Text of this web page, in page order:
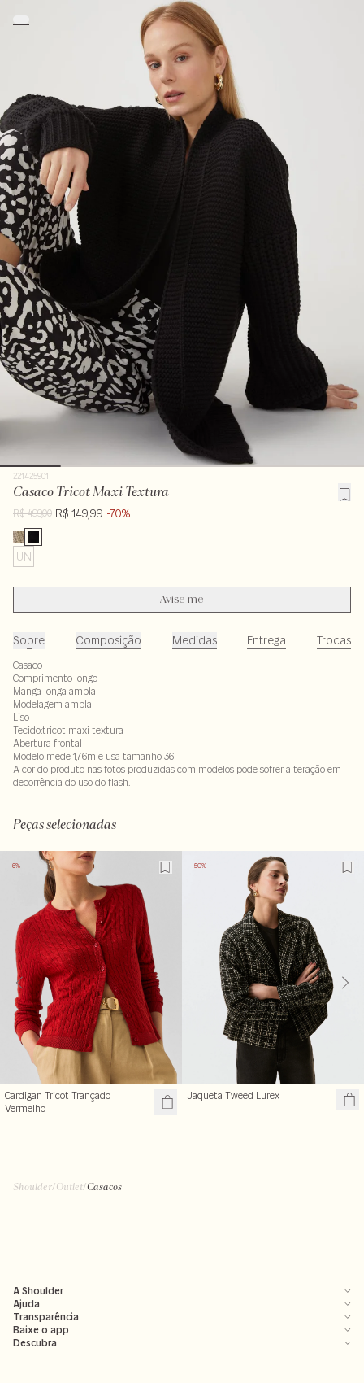
221425901
Casaco Tricot Maxi Textura
R$ 499,00 R$ 149,99 -70%
UN
Avise-me
Sobre Composição Medidas Entrega Trocas
Casaco
Comprimento longo
Manga longa ampla
Modelagem ampla
Liso
Tecido:tricot maxi textura
Abertura frontal
Modelo mede 1,76m e usa tamanho 36
A cor do produto nas fotos produzidas com modelos pode sofrer alteração em
decorrência do uso do flash.
Peças selecionadas
-6%
Cardigan Tricot Trançado
Vermelho
-50%
Jaqueta Tweed Lurex
Shoulder/Outlet/Casacos
A Shoulder
Ajuda
Transparência
Baixe o app
Descubra